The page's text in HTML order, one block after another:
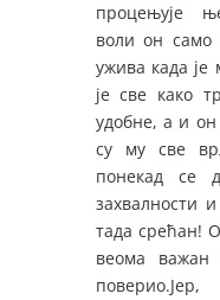
процењује
воли он само
ужива када је
је све како
удобне, а и
су му све
понекад се
захвалности
тада срећан!
веома важан